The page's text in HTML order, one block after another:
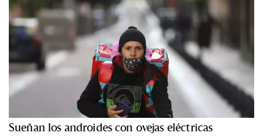
Sueñan los androides con ovejas eléctricas